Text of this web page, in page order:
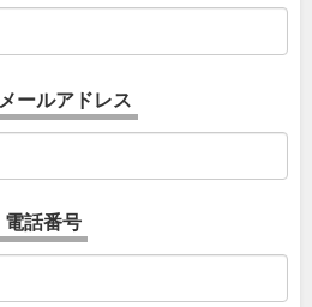
メールアドレス
電話番号